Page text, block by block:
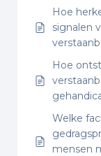
Hoe
signalen
Hoe
Welke
mensen